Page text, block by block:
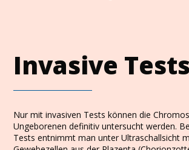
Invasive Tests
Nur mit invasiven Tests können die
Ungeborenen definitiv untersucht werden.
Tests entnimmt man unter Ultraschallsicht